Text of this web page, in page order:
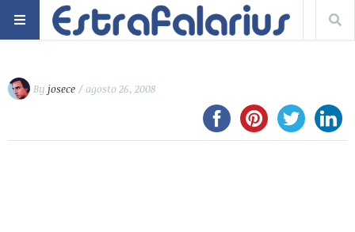
By josece / agosto 26, 2008